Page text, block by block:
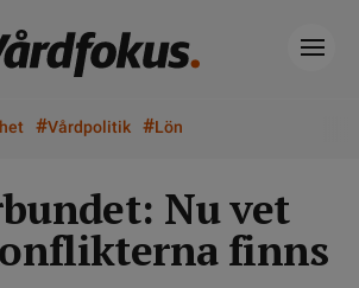
#Vårdpolitik #Lön
Nu vet
finns